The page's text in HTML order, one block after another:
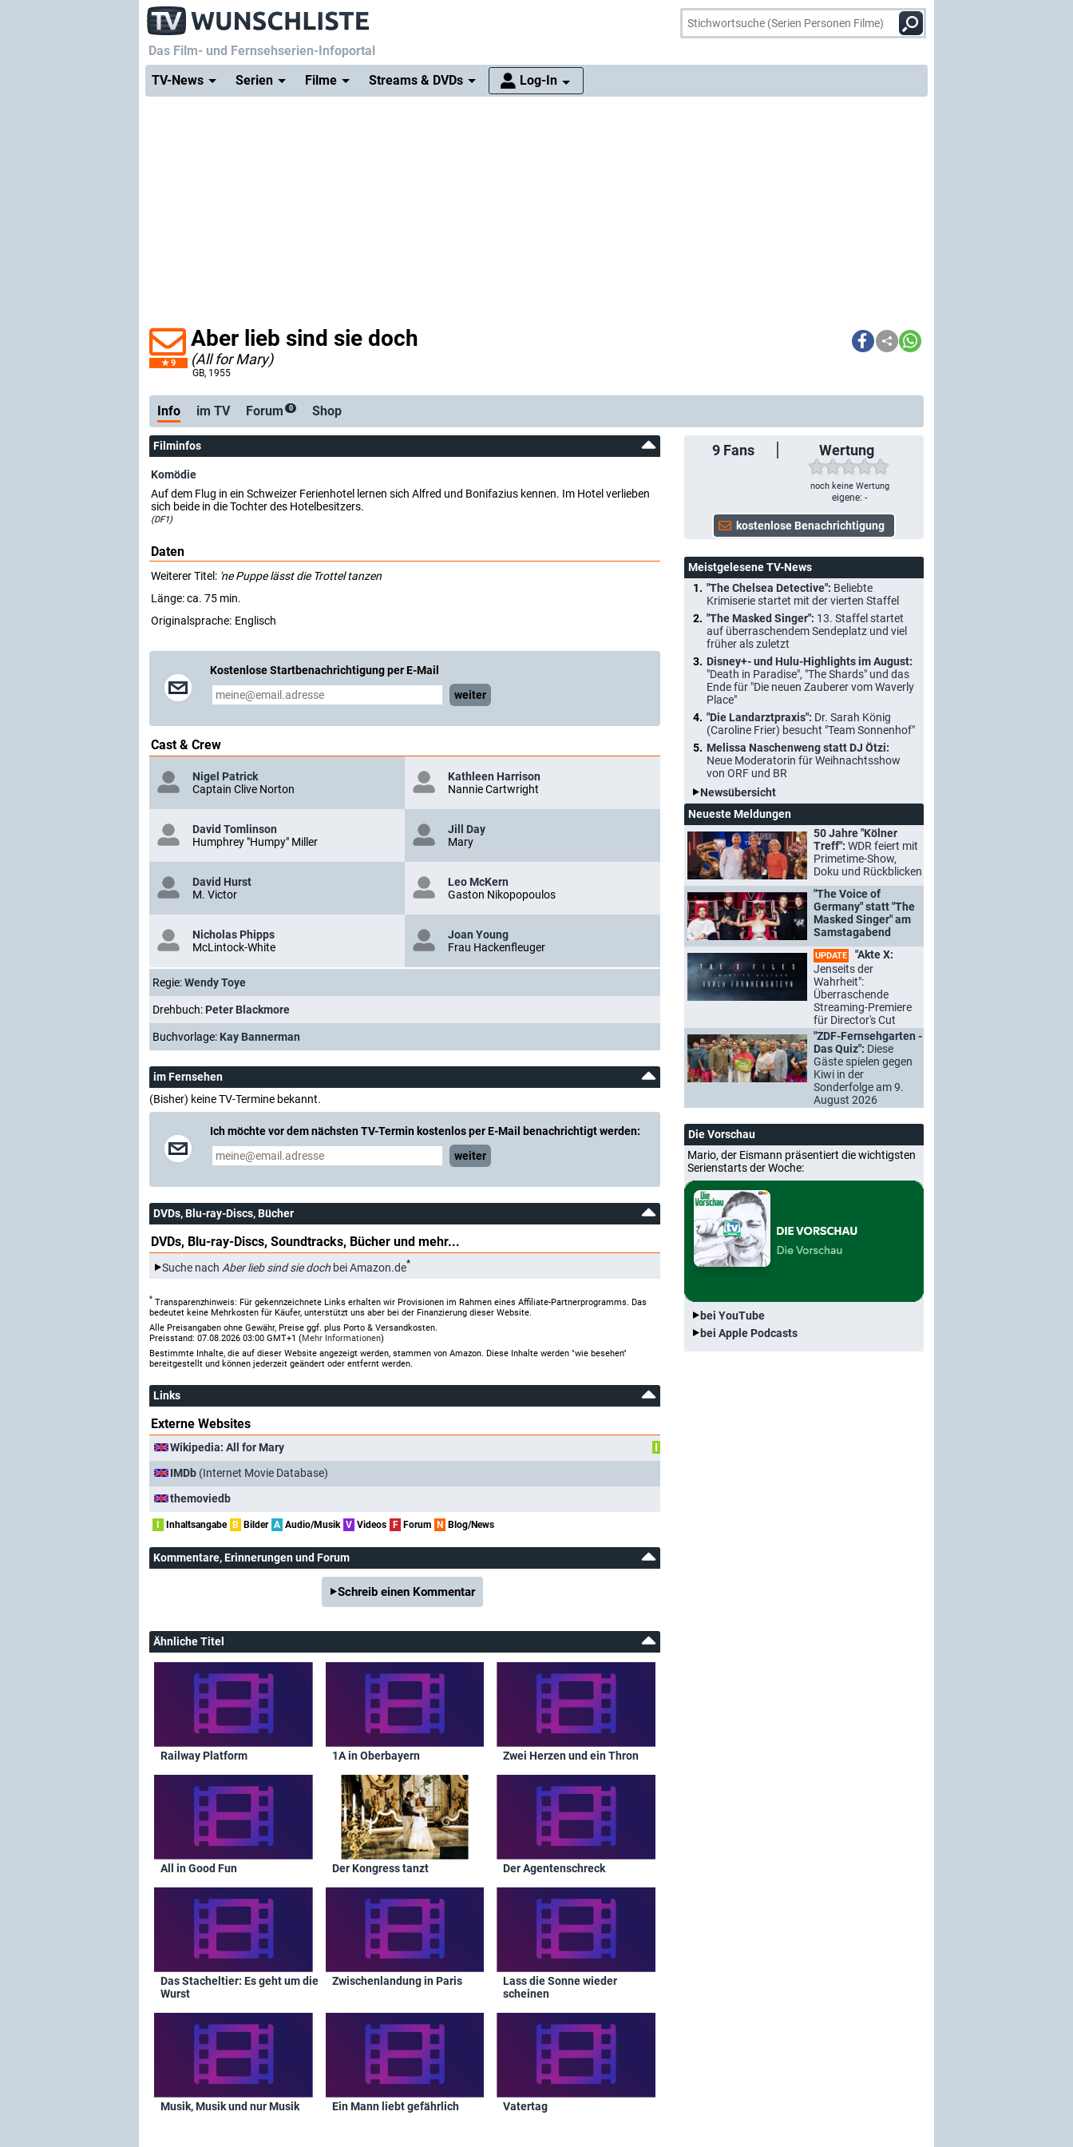
Das Film- und Fernsehserien-Infoportal
TV-News
Serien Filme Streams & DVDs Log-In
9
Aber lieb sind sie doch
(All for Mary)
GB, 1955
Info im TV Forum 0 Shop
9 Fans Wertung
noch keine Wertung
eigene: -
Filminfos
Komödie
Auf dem Flug in ein Schweizer Ferienhotel lernen sich Alfred und Bonifazius kennen. Im Hotel verlieben
sich beide in die Tochter des Hotelbesitzers.
(DF1)
Daten
Weiterer Titel: 'ne Puppe lässt die Trottel tanzen
Länge: ca. 75 min.
Originalsprache: Englisch
Kostenlose Startbenachrichtigung per E-Mail
weiter
Cast & Crew
Nigel Patrick
Captain Clive Norton
Kathleen Harrison
Nannie Cartwright
David Tomlinson
Humphrey "Humpy" Miller
Jill Day
Mary
David Hurst
M. Victor
Leo McKern
Gaston Nikopopoulos
Nicholas Phipps
McLintock-White
Joan Young
Frau Hackenfleuger
Regie:Wendy Toye
Drehbuch: Peter Blackmore
Buchvorlage: Kay Bannerman
im Fernsehen
(Bisher) keine TV-Termine bekannt.
Ich möchte vor dem nächsten TV-Termin kostenlos per E-Mail benachrichtigt werden:
weiter
DVDs, Blu-ray-Discs, Bücher
DVDs, Blu-ray-Discs, Soundtracks, Bücher und mehr...
Suche nach Aber lieb sind sie doch bei Amazon.de*
* Transparenzhinweis: Für gekennzeichnete Links erhalten wir Provisionen im Rahmen eines Affiliate-Partnerprogramms. Das
bedeutet keine Mehrkosten für Käufer, unterstützt uns aber bei der Finanzierung dieser Website.
Alle Preisangaben ohne Gewähr, Preise ggf. plus Porto & Versandkosten.
Preisstand: 07.08.2026 03:00 GMT+1 (Mehr Informationen)
Bestimmte Inhalte, die auf dieser Website angezeigt werden, stammen von Amazon. Diese Inhalte werden "wie besehen"
bereitgestellt und können jederzeit geändert oder entfernt werden.
Links
Externe Websites
Wikipedia: All for Mary
I
IMDb (Internet Movie Database)
themoviedb
I Inhaltsangabe B Bilder A Audio/Musik V Videos F Forum N Blog/News
Kommentare, Erinnerungen und Forum
Schreib einen Kommentar
Ähnliche Titel
Railway Platform 1A in Oberbayern Zwei Herzen und ein Thron
All in Good Fun Der Kongress tanzt Der Agentenschreck
Das Stacheltier: Es geht um die
Wurst
Zwischenlandung in Paris
Lass die Sonne wieder
scheinen
Musik, Musik und nur Musik Ein Mann liebt gefährlich Vatertag
Meistgelesene TV-News
"The Chelsea Detective": Beliebte
Krimiserie startet mit der vierten Staffel
"The Masked Singer": 13. Staffel startet
auf überraschendem Sendeplatz und viel
früher als zuletzt
Disney+- und Hulu-Highlights im August:
"Death in Paradise", "The Shards" und das
Ende für "Die neuen Zauberer vom Waverly
Place"
"Die Landarztpraxis": Dr. Sarah König
(Caroline Frier) besucht "Team Sonnenhof"
Melissa Naschenweng statt DJ Ötzi:
Neue Moderatorin für Weihnachtsshow
von ORF und BR
Newsübersicht
Neueste Meldungen
50 Jahre "Kölner
Treff": WDR feiert mit
Primetime-Show,
Doku und Rückblicken
"The Voice of
Germany" statt "The
Masked Singer" am
Samstagabend
UPDATE
"Akte X:
Jenseits der
Wahrheit":
Überraschende
Streaming-Premiere
für Director's Cut
"ZDF-Fernsehgarten -
Das Quiz": Diese
Gäste spielen gegen
Kiwi in der
Sonderfolge am 9.
August 2026
Die Vorschau
Mario, der Eismann präsentiert die wichtigsten
Serienstarts der Woche:
bei YouTube
bei Apple Podcasts